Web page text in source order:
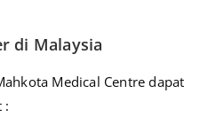
di Malaysia
Medical Centre dapat
: